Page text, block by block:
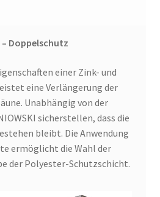
– Doppelschutz
einer Zink- und
eine Verlängerung der
Unabhängig von der
sicherstellen, dass die
bleibt. Die Anwendung
ermöglicht die Wahl der
der Polyester-Schutzschicht.